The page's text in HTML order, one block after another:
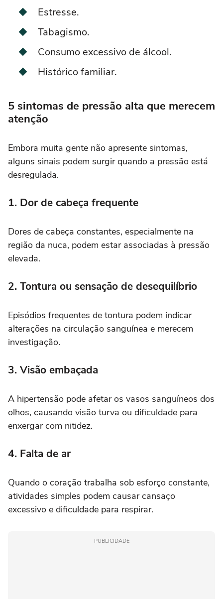
Estresse.
Tabagismo.
Consumo excessivo de álcool.
Histórico familiar.
5 sintomas de pressão alta que merecem
atenção
Embora muita gente não apresente sintomas,
alguns sinais podem surgir quando a pressão está
desregulada.
1. Dor de cabeça frequente
Dores de cabeça constantes, especialmente na
região da nuca, podem estar associadas à pressão
elevada.
2. Tontura ou sensação de desequilíbrio
Episódios frequentes de tontura podem indicar
alterações na circulação sanguínea e merecem
investigação.
3. Visão embaçada
A hipertensão pode afetar os vasos sanguíneos dos
olhos, causando visão turva ou dificuldade para
enxergar com nitidez.
4. Falta de ar
Quando o coração trabalha sob esforço constante,
atividades simples podem causar cansaço
excessivo e dificuldade para respirar.
PUBLICIDADE